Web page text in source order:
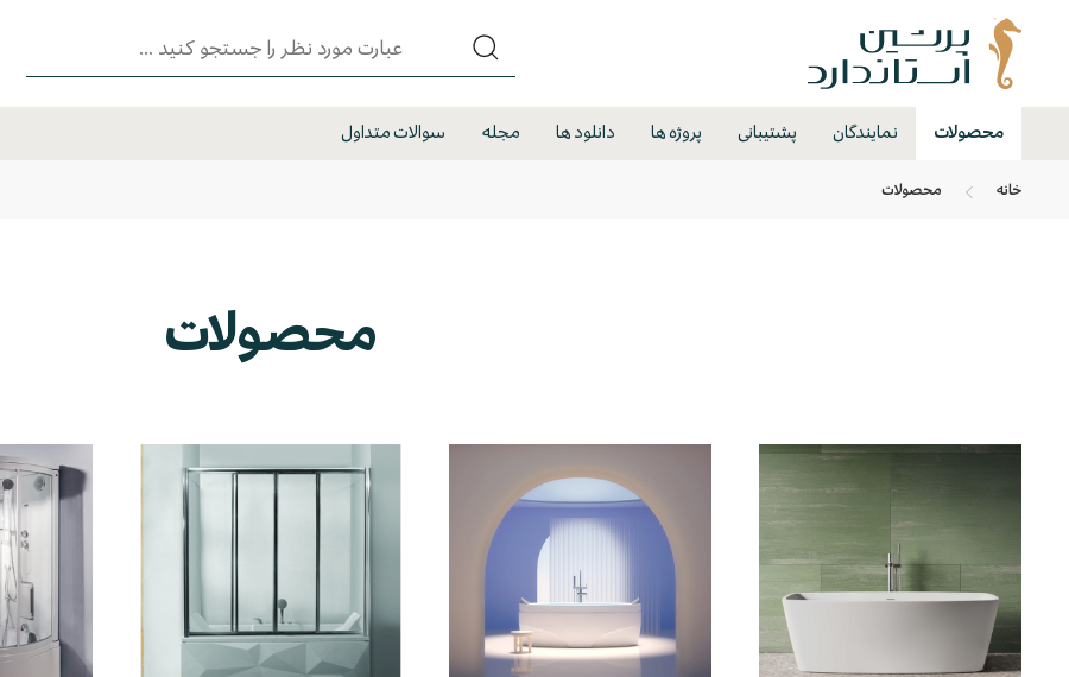
محصولات نمایندگان پشتیبانی پروژه ها دانلود ها مجله سوالات متداول
خانه محصولات
محصولات